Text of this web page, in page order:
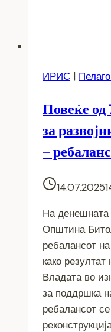
ИРИС |
Повеќе
за
–
14.07.2025
На денешната
Општина
ребалансот
како
Владата во
за поддршка
ребалансот